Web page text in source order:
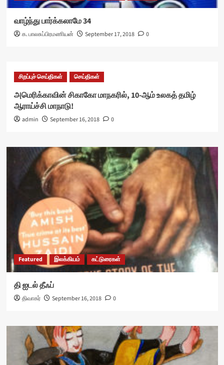
வாழ்ந்து பார்க்கலாமே 34
க. பாலசுப்பிரமணியன் September 17, 2018 0
சிறப்புச் செய்திகள் செய்திகள்
அமெரிக்காவின் சிகாகோ மாநகரில், 10-ஆம் உலகத் தமிழ்
ஆராய்ச்சி மாநாடு!
admin September 16, 2018 0
Featured இலக்கியம் கட்டுரைகள்
தி ஐடல் தீஃப்
திவாகர் September 16, 2018 0